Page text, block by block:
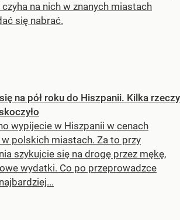
na nich w znanych miastach
się nabrać.
na pół roku do Hiszpanii. Kilka rzeczy
wypijecie w Hiszpanii w cenach
polskich miastach. Za to przy
szykujcie się na drogę przez mękę,
wydatki. Co po przeprowadzce